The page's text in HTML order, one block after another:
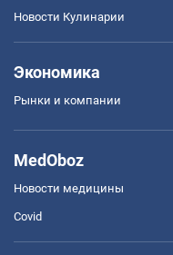
Новости Кулинарии
Экономика
Рынки и компании
MedOboz
Новости медицины
Covid